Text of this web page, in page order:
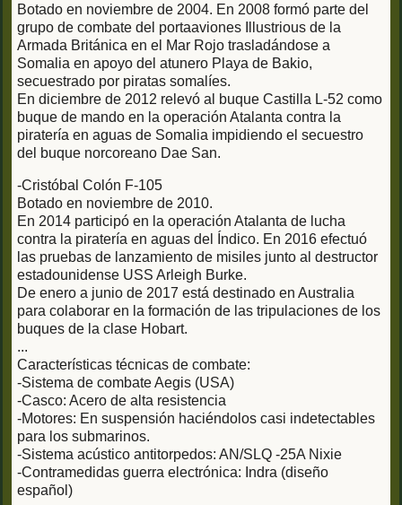
Botado en noviembre de 2004. En 2008 formó parte del
grupo de combate del portaaviones Illustrious de la
Armada Británica en el Mar Rojo trasladándose a
Somalia en apoyo del atunero Playa de Bakio,
secuestrado por piratas somalíes.
En diciembre de 2012 relevó al buque Castilla L-52 como
buque de mando en la operación Atalanta contra la
piratería en aguas de Somalia impidiendo el secuestro
del buque norcoreano Dae San.
-Cristóbal Colón F-105
Botado en noviembre de 2010.
En 2014 participó en la operación Atalanta de lucha
contra la piratería en aguas del Índico. En 2016 efectuó
las pruebas de lanzamiento de misiles junto al destructor
estadounidense USS Arleigh Burke.
De enero a junio de 2017 está destinado en Australia
para colaborar en la formación de las tripulaciones de los
buques de la clase Hobart.
...
Características técnicas de combate:
-Sistema de combate Aegis (USA)
-Casco: Acero de alta resistencia
-Motores: En suspensión haciéndolos casi indetectables
para los submarinos.
-Sistema acústico antitorpedos: AN/SLQ -25A Nixie
-Contramedidas guerra electrónica: Indra (diseño
español)